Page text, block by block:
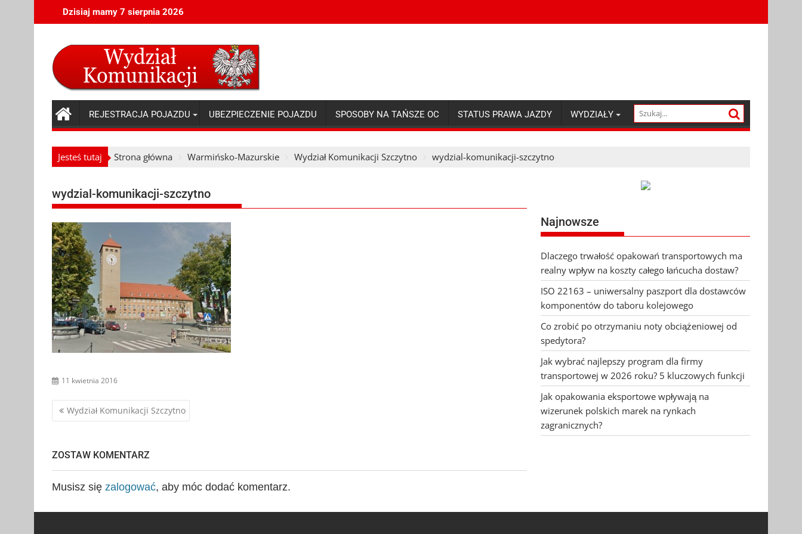
to
Dzisiaj mamy 7 sierpnia 2026
REJESTRACJA POJAZDU UBEZPIECZENIE POJAZDU SPOSOBY NA TAŃSZE OC STATUS PRAWA JAZDY WYDZIAŁY
Jesteś tutaj Strona główna Warmińsko-Mazurskie Wydział Komunikacji Szczytno wydzial-komunikacji-szczytno
wydzial-komunikacji-szczytno
11 kwietnia 2016
Nawigacja
Wydział Komunikacji Szczytno
ZOSTAW KOMENTARZ
Musisz się zalogować, aby móc dodać komentarz.
Najnowsze
Dlaczego trwałość opakowań transportowych ma
realny wpływ na koszty całego łańcucha dostaw?
ISO 22163 – uniwersalny paszport dla dostawców
komponentów do taboru kolejowego
Co zrobić po otrzymaniu noty obciążeniowej od
spedytora?
Jak wybrać najlepszy program dla firmy
transportowej w 2026 roku? 5 kluczowych funkcji
Jak opakowania eksportowe wpływają na
wizerunek polskich marek na rynkach
zagranicznych?